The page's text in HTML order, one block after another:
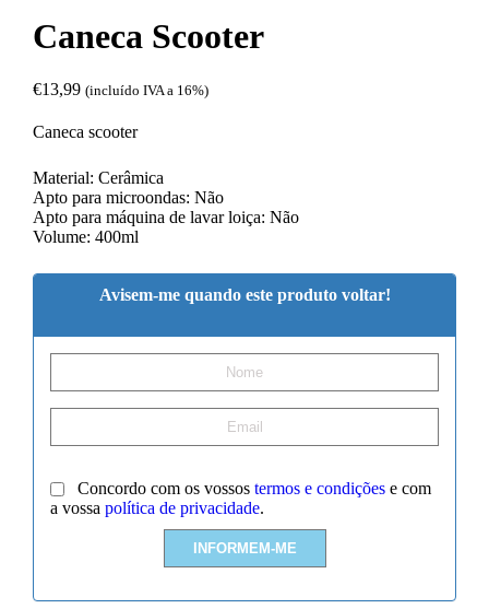
Caneca Scooter
€13,99 (incluído IVA a 16%)
Caneca scooter
Material: Cerâmica
Apto para microondas: Não
Apto para máquina de lavar loiça: Não
Volume: 400ml
Avisem-me quando este produto voltar!
Concordo com os vossos termos e condições e com
a vossa política de privacidade.